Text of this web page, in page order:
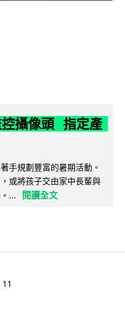
控攝像頭 指定產
手規劃豐富的暑期活動。
或將孩子交由家中長輩與
...
閱讀全文